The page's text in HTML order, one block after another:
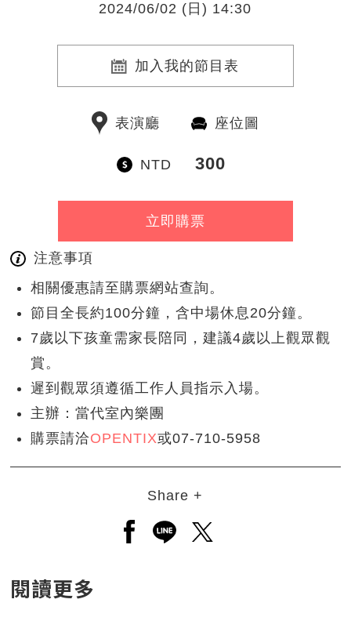
2024/06/02 (日) 14:30
加入我的節目表
表演廳 座位圖
NTD 300
立即購票
注意事項
相關優惠請至購票網站查詢。
節目全長約100分鐘，含中場休息20分鐘。
7歲以下孩童需家長陪同，建議4歲以上觀眾觀
賞。
遲到觀眾須遵循工作人員指示入場。
主辦：當代室內樂團
購票請洽OPENTIX或07-710-5958
Share +
另開新視窗分享至facebook
另開新視窗分享至line
另開新視窗分享至
閱讀更多